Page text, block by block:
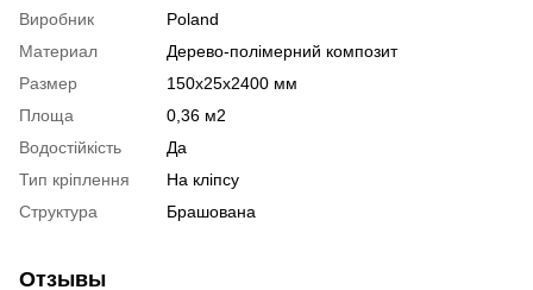
Виробник
Poland
Материал
Дерево-полімерний композит
Размер
150х25х2400 мм
Площа
0,36 м2
Водостійкість
Да
Тип кріплення
На кліпсу
Структура
Брашована
Отзывы